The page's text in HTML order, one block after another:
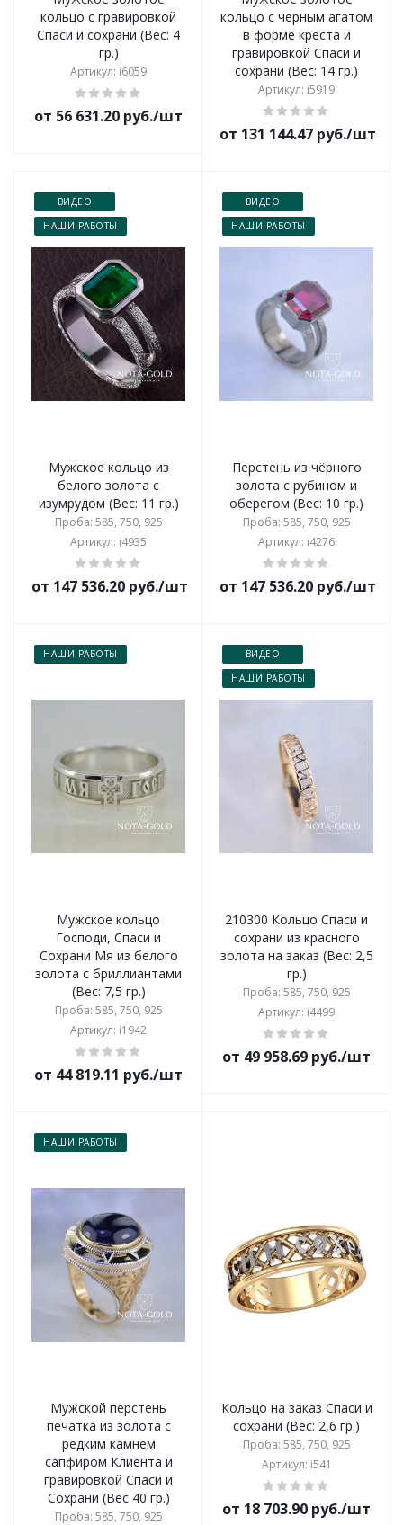
кольцо с гравировкой
Спаси и сохрани (Вес: 4
гр.)
Артикул: i6059
от 56 631.20 руб./шт
кольцо с черным агатом
в форме креста и
гравировкой Спаси и
сохрани (Вес: 14 гр.)
Артикул: i5919
от 131 144.47 руб./шт
ВИДЕО
НАШИ РАБОТЫ
Мужское кольцо из
белого золота с
изумрудом (Вес: 11 гр.)
Проба: 585, 750, 925
Артикул: i4935
от 147 536.20 руб./шт
ВИДЕО
НАШИ РАБОТЫ
Перстень из чёрного
золота с рубином и
оберегом (Вес: 10 гр.)
Проба: 585, 750, 925
Артикул: i4276
от 147 536.20 руб./шт
НАШИ РАБОТЫ
Мужское кольцо
Господи, Спаси и
Сохрани Мя из белого
золота с бриллиантами
(Вес: 7,5 гр.)
Проба: 585, 750, 925
Артикул: i1942
от 44 819.11 руб./шт
ВИДЕО
НАШИ РАБОТЫ
210300 Кольцо Спаси и
сохрани из красного
золота на заказ (Вес: 2,5
гр.)
Проба: 585, 750, 925
Артикул: i4499
от 49 958.69 руб./шт
НАШИ РАБОТЫ
Мужской перстень
печатка из золота с
редким камнем
сапфиром Клиента и
гравировкой Спаси и
Сохрани (Вес 40 гр.)
Проба: 585, 750, 925
Кольцо на заказ Спаси и
сохрани (Вес: 2,6 гр.)
Проба: 585, 750, 925
Артикул: i541
от 18 703.90 руб./шт